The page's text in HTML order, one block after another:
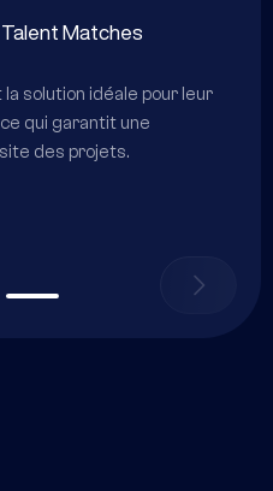
Plus rentable
90 % de nos clients font état
avec leurs équipes, car GoLance
l'alignement des talents sur la